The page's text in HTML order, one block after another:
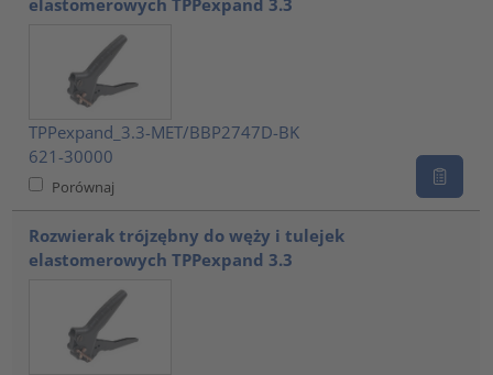
TPPexpand_3.3-MET/BBP2747D-BK
621-30000
Porównaj
Rozwierak trójzębny do węży i tulejek
elastomerowych TPPexpand 3.3